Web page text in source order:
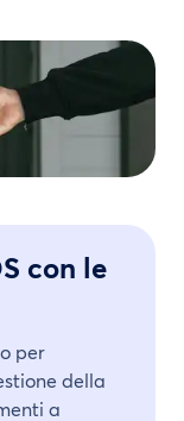
con le
per
della
a